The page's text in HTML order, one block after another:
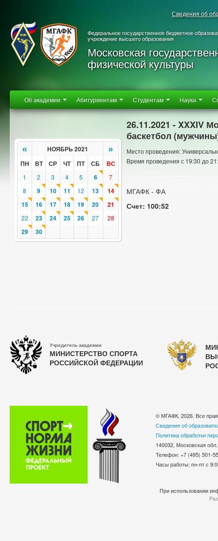
Сведения об
Федеральное государственное бюджетное
учреждение высшего образования
Московская
физической культуры
Об академии Абитуриентам Студентам Наука
« НОЯБРЬ 2021 »
ПН ВТ СР ЧТ ПТ СБ ВС
1 2 3 4 5 6
7
8
9 10 11 12 13
14
15
16 17 18 19 20 21
22 23 24 25 26 27 28
29 30
26.11.2021 - XXXIV
баскетбол
Место проведения:
Время проведения с 19:30 до
МГАФК - ФА
Счет: 100:52
Учредитель академии
МИНИСТЕРСТВО СПОРТА
РОССИЙСКОЙ ФЕДЕРАЦИИ
© МГАФК, 2026. Все
Сведения об
Политика обработки
140032, Московская
Телефон: +7 (495)
Часы работы: пн-пт с
При использовании